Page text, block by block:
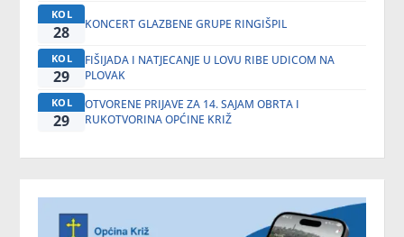
KOL
28 KONCERT GLAZBENE GRUPE RINGIŠPIL
KOL
29
FIŠIJADA I NATJECANJE U LOVU RIBE UDICOM NA
PLOVAK
KOL
29
OTVORENE PRIJAVE ZA 14. SAJAM OBRTA I
RUKOTVORINA OPĆINE KRIŽ